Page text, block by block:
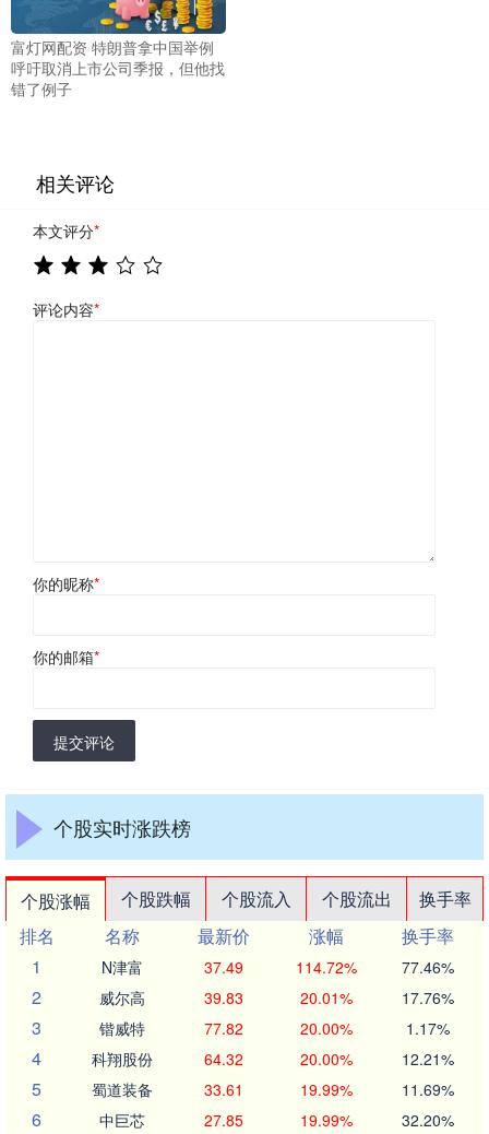
富灯网配资 特朗普拿中国举例
呼吁取消上市公司季报，但他找
错了例子
相关评论
本文评分*
评论内容*
你的昵称*
你的邮箱*
提交评论
个股实时涨跌榜
个股涨幅 个股跌幅 个股流入 个股流出
换手率
排名
名称 最新价 涨幅
换手率
1
N津富 37.49 114.72% 77.46%
2 威尔高 39.83 20.01% 17.76%
3 锴威特 77.82 20.00% 1.17%
4 科翔股份 64.32 20.00% 12.21%
5 蜀道装备 33.61 19.99% 11.69%
6 中巨芯 27.85 19.99% 32.20%